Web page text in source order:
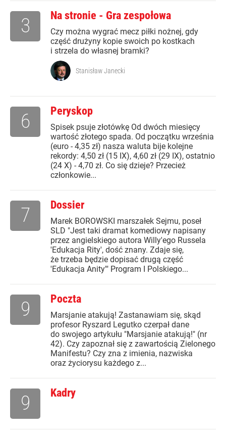
Na stronie - Gra zespołowa
Czy można wygrać mecz piłki nożnej, gdy
część drużyny kopie swoich po kostkach
i strzela do własnej bramki?
3
Stanisław Janecki
Peryskop
Spisek psuje złotówkę Od dwóch miesięcy
wartość złotego spada. Od początku września
(euro - 4,35 zł) nasza waluta bije kolejne
rekordy: 4,50 zł (15 IX), 4,60 zł (29 IX), ostatnio
(24 X) - 4,70 zł. Co się dzieje? Przecież
członkowie...
6
Dossier
Marek BOROWSKI marszałek Sejmu, poseł
SLD "Jest taki dramat komediowy napisany
przez angielskiego autora Willy'ego Russela
'Edukacja Rity', dość znany. Zdaje się,
że trzeba będzie dopisać drugą część
'Edukacja Anity'" Program I Polskiego...
7
Poczta
Marsjanie atakują! Zastanawiam się, skąd
profesor Ryszard Legutko czerpał dane
do swojego artykułu "Marsjanie atakują!" (nr
42). Czy zapoznał się z zawartością Zielonego
Manifestu? Czy zna z imienia, nazwiska
oraz życiorysu każdego z...
9
Kadry
9